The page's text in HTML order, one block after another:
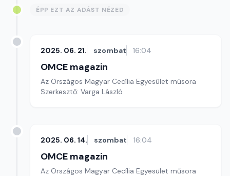
ÉPP EZT AZ ADÁST NÉZED
2025. 06. 21. szombat 16:04
OMCE magazin
Az Országos Magyar Cecília Egyesület műsora
Szerkesztő: Varga László
2025. 06. 14. szombat 16:04
OMCE magazin
Az Országos Magyar Cecília Egyesület műsora